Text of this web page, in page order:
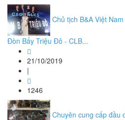
Chủ tịch B&A Việt
Đòn Bẩy Triệu Đô - CLB...
21/10/2019
|
1246
Chuyên cung cấp đầu